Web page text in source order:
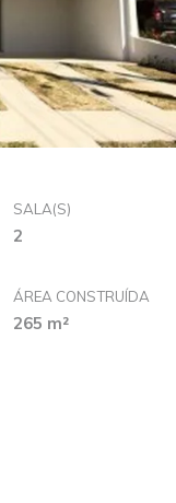
SALA(S)
2
ÁREA CONSTRUÍDA
265 m²